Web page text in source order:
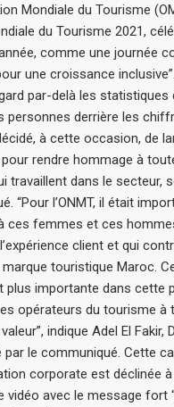
Mondiale du Tourisme
du Tourisme 2021,
comme une journée
une croissance
par-delà les
personnes derrière les
à cette occasion, de
rendre hommage à
travaillent dans le secteur,
“Pour l’ONMT, il était
ces femmes et ces
client et qui
touristique Maroc.
plus importante dans cette
opérateurs du tourisme à
indique Adel El Fakir,
par le communiqué. Cette
corporate est déclinée
vidéo avec le message fort